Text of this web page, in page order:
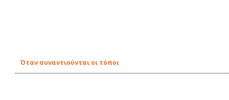
Όταν συναντιούνται οι τόποι